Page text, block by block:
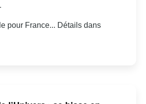
pour France... Détails dans